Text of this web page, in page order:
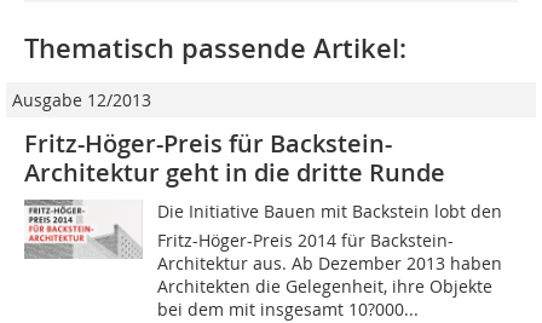
Thematisch passende Artikel:
Ausgabe 12/2013
Fritz-Höger-Preis für Backstein-
Architektur geht in die dritte Runde
Die Initiative Bauen mit Backstein lobt den
Fritz-Höger-Preis 2014 für Backstein-
Architektur aus. Ab Dezember 2013 haben
Architekten die Gelegenheit, ihre Objekte
bei dem mit insgesamt 10?000...